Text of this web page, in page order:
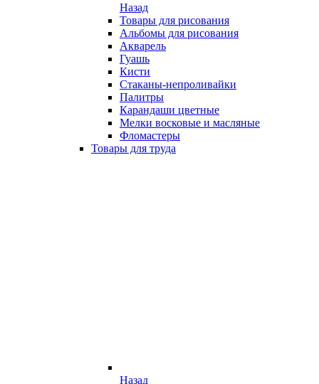
Назад
Товары для рисования
Альбомы для рисования
Акварель
Гуашь
Кисти
Стаканы-непроливайки
Палитры
Карандаши цветные
Мелки восковые и масляные
Фломастеры
Товары для труда
Назад